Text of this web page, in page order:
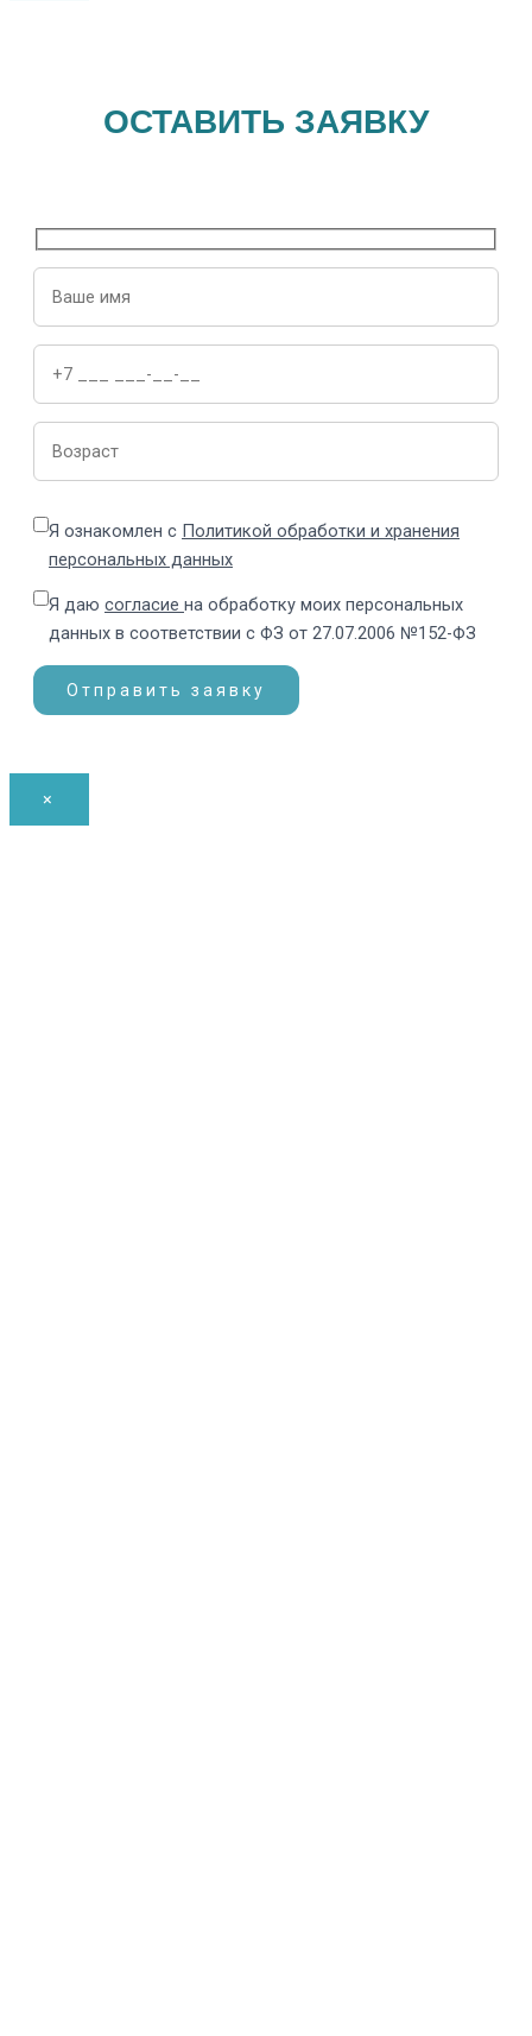
ОСТАВИТЬ ЗАЯВКУ
Я ознакомлен с Политикой обработки и хранения
персональных данных
Я даю согласие на обработку моих персональных
данных в соответствии с ФЗ от 27.07.2006 №152-ФЗ
×